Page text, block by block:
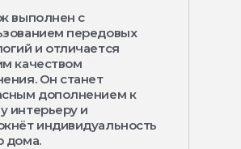
выполнен с
передовых
и отличается
качеством
Он станет
дополнением к
интерьеру и
индивидуальность
дома.